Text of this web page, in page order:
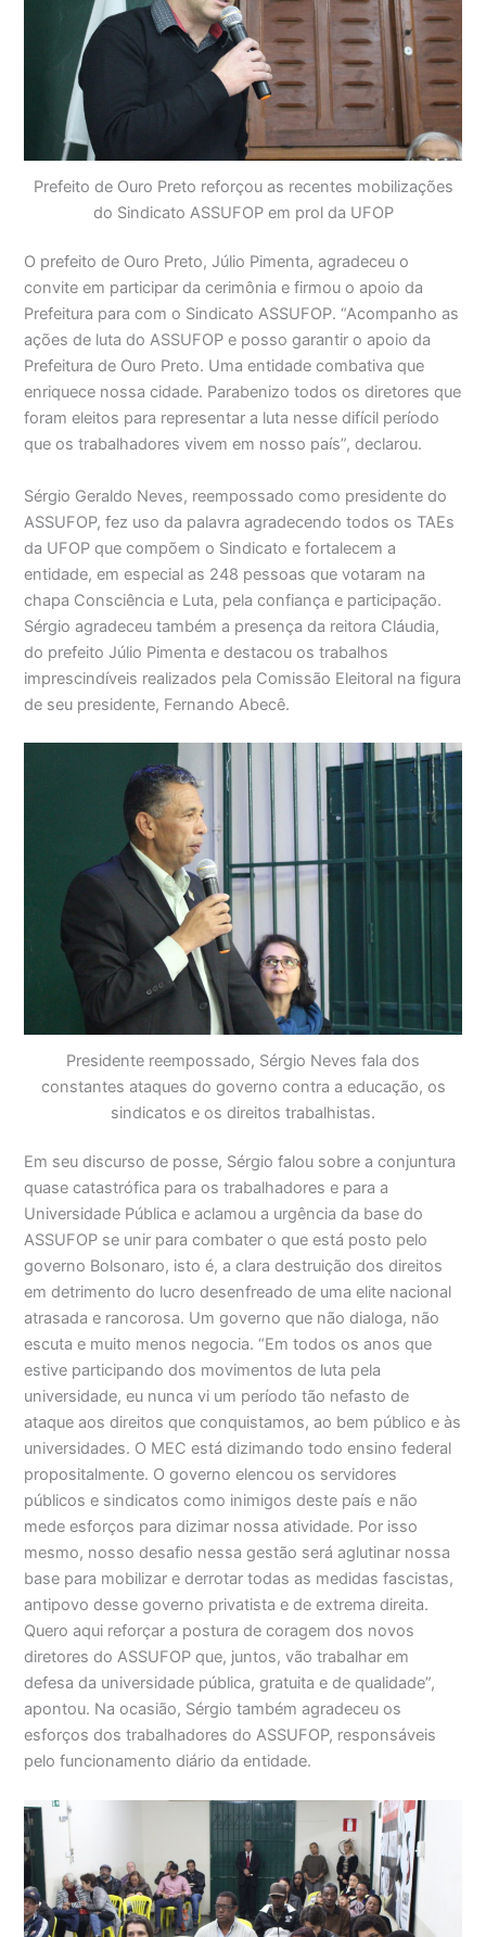
Prefeito de Ouro Preto reforçou as recentes mobilizações
do Sindicato ASSUFOP em prol da UFOP
O prefeito de Ouro Preto, Júlio Pimenta, agradeceu o
convite em participar da cerimônia e firmou o apoio da
Prefeitura para com o Sindicato ASSUFOP. “Acompanho as
ações de luta do ASSUFOP e posso garantir o apoio da
Prefeitura de Ouro Preto. Uma entidade combativa que
enriquece nossa cidade. Parabenizo todos os diretores que
foram eleitos para representar a luta nesse difícil período
que os trabalhadores vivem em nosso país”, declarou.
Sérgio Geraldo Neves, reempossado como presidente do
ASSUFOP, fez uso da palavra agradecendo todos os TAEs
da UFOP que compõem o Sindicato e fortalecem a
entidade, em especial as 248 pessoas que votaram na
chapa Consciência e Luta, pela confiança e participação.
Sérgio agradeceu também a presença da reitora Cláudia,
do prefeito Júlio Pimenta e destacou os trabalhos
imprescindíveis realizados pela Comissão Eleitoral na figura
de seu presidente, Fernando Abecê.
Presidente reempossado, Sérgio Neves fala dos
constantes ataques do governo contra a educação, os
sindicatos e os direitos trabalhistas.
Em seu discurso de posse, Sérgio falou sobre a conjuntura
quase catastrófica para os trabalhadores e para a
Universidade Pública e aclamou a urgência da base do
ASSUFOP se unir para combater o que está posto pelo
governo Bolsonaro, isto é, a clara destruição dos direitos
em detrimento do lucro desenfreado de uma elite nacional
atrasada e rancorosa. Um governo que não dialoga, não
escuta e muito menos negocia. “Em todos os anos que
estive participando dos movimentos de luta pela
universidade, eu nunca vi um período tão nefasto de
ataque aos direitos que conquistamos, ao bem público e às
universidades. O MEC está dizimando todo ensino federal
propositalmente. O governo elencou os servidores
públicos e sindicatos como inimigos deste país e não
mede esforços para dizimar nossa atividade. Por isso
mesmo, nosso desafio nessa gestão será aglutinar nossa
base para mobilizar e derrotar todas as medidas fascistas,
antipovo desse governo privatista e de extrema direita.
Quero aqui reforçar a postura de coragem dos novos
diretores do ASSUFOP que, juntos, vão trabalhar em
defesa da universidade pública, gratuita e de qualidade”,
apontou. Na ocasião, Sérgio também agradeceu os
esforços dos trabalhadores do ASSUFOP, responsáveis
pelo funcionamento diário da entidade.